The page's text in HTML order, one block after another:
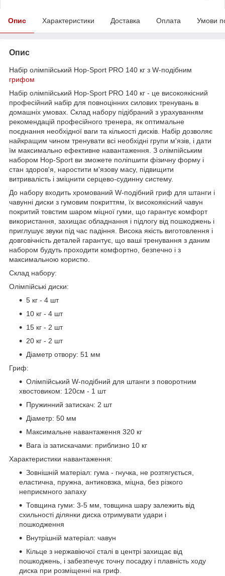
Опис Характеристики Доставка Оплата Умови
Опис
Набір олімпійський Hop-Sport PRO 140 кг з W-подібним
грифом
Набір олімпійський Hop-Sport PRO 140 кг - це високоякісний
професійний набір для повноцінних силових тренувань в
домашніх умовах. Склад набору підібраний з урахуванням
рекомендацій професійного тренера, як оптимальне
поєднання необхідної ваги та кількості дисків. Набір дозволяє
найкращим чином тренувати всі необхідні групи м'язів, і дати
їм максимально ефективне навантаження. З олімпійським
набором Hop-Sport ви зможете поліпшити фізичну форму і
стан здоров'я, наростити м'язову масу, підвищити
витривалість і зміцнити серцево-судинну систему.
До набору входить хромований W-подібний гриф для штанги і
чавунні диски з гумовим покриттям, їх високоякісний чавун
покритий товстим шаром міцної гуми, що гарантує комфорт
використання, захищає обладнання і підлогу від пошкоджень і
приглушує звуки під час падіння. Висока якість виготовлення і
довговічність деталей гарантує, що ваші тренування з даним
набором будуть проходити комфортно, безпечно і з
максимальною користю.
Склад набору:
Олімпійські диски:
5 кг - 4 шт
10 кг - 4 шт
15 кг - 2 шт
20 кг - 2 шт
Діаметр отвору: 51 мм
Гриф:
Олімпійський W-подібний для штанги з поворотним
хвостовиком: 120см - 1 шт
Пружинний затискач: 2 шт
Діаметр: 50 мм
Максимальне навантаження 320 кг
Вага із затискачами: приблизно 10 кг
Характеристики навантаження:
Зовнішній матеріал: гума - гнучка, не розтягується,
еластична, пружна, антиковзка, міцна, без різкого
неприємного запаху
Товщина гуми: 3-5 мм, товщина шару залежить від
схильності ділянки диска отримувати удари і
пошкодження
Внутрішній матеріал: чавун
Кільце з нержавіючої сталі в центрі захищає від
пошкоджень, і забезпечує точну посадку і плавність ходу
диска при розміщенні на гриф.